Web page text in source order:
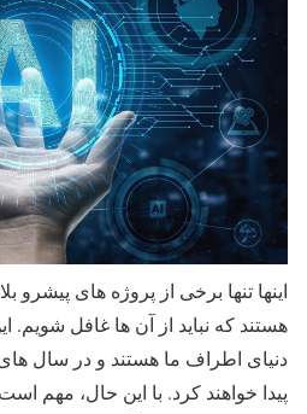
اینها تنها برخی از پروژه های
هستند که نباید از آن ها غافل شویم.
دنیای اطراف ما هستند و در سال های
پیدا خواهند کرد. با این حال، مهم